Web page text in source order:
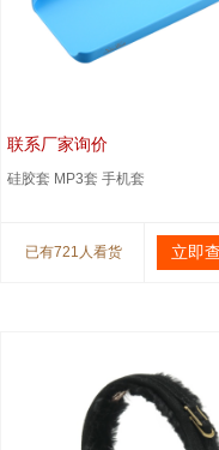
联系厂家询价
硅胶套 MP3套 手机套
已有721人看货 立即